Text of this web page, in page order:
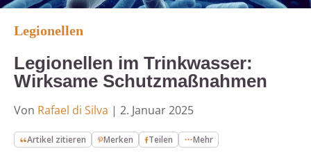
Legionellen
Legionellen im Trinkwasser:
Wirksame Schutzmaßnahmen
Von Rafael di Silva | 2. Januar 2025
Artikel zitieren Merken Teilen Mehr